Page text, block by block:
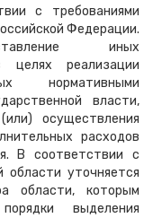
с требованиями
Федерации.
иных
реализации
нормативными
власти,
осуществления
расходов
В соответствии с
области уточняется
области, которым
выделения